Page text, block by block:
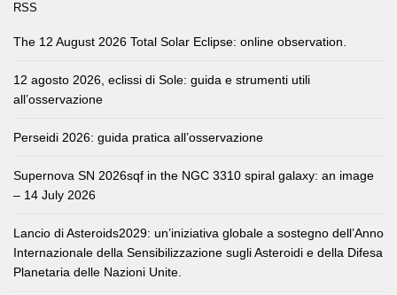
RSS
The 12 August 2026 Total Solar Eclipse: online observation.
12 agosto 2026, eclissi di Sole: guida e strumenti utili
all’osservazione
Perseidi 2026: guida pratica all’osservazione
Supernova SN 2026sqf in the NGC 3310 spiral galaxy: an image
– 14 July 2026
Lancio di Asteroids2029: un’iniziativa globale a sostegno dell’Anno
Internazionale della Sensibilizzazione sugli Asteroidi e della Difesa
Planetaria delle Nazioni Unite.